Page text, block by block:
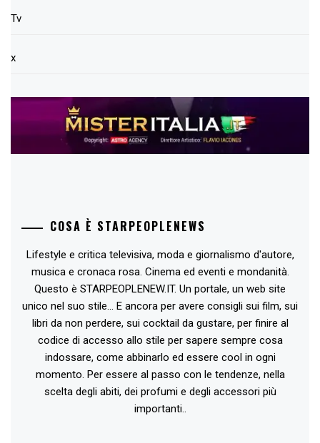
Tv
x
COSA È STARPEOPLENEWS
Lifestyle e critica televisiva, moda e giornalismo d'autore,
musica e cronaca rosa. Cinema ed eventi e mondanità.
Questo è STARPEOPLENEW.IT. Un portale, un web site
unico nel suo stile... E ancora per avere consigli sui film, sui
libri da non perdere, sui cocktail da gustare, per finire al
codice di accesso allo stile per sapere sempre cosa
indossare, come abbinarlo ed essere cool in ogni
momento. Per essere al passo con le tendenze, nella
scelta degli abiti, dei profumi e degli accessori più
importanti..